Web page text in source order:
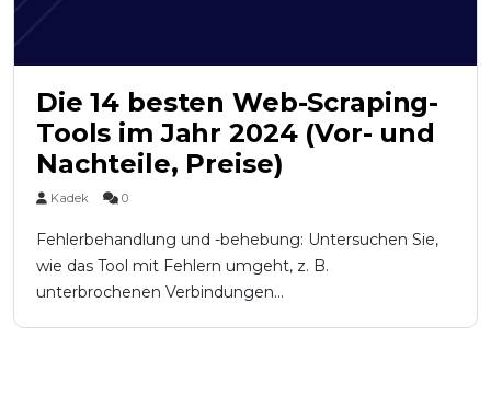
Die 14 besten Web-Scraping-
Tools im Jahr 2024 (Vor- und
Nachteile, Preise)
Kadek 0
Fehlerbehandlung und -behebung: Untersuchen Sie,
wie das Tool mit Fehlern umgeht, z. B.
unterbrochenen Verbindungen...